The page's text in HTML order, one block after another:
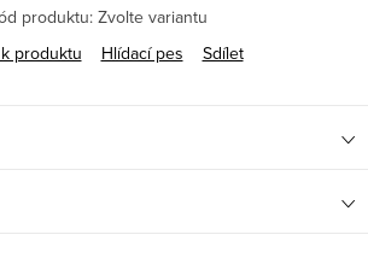
produktu:Zvolte variantu
produktu
Hlídací pes Sdílet